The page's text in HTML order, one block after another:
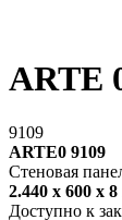
ARTE
9109
ARTE0 9109
Стеновая
2.440 х 600 х
Доступно к